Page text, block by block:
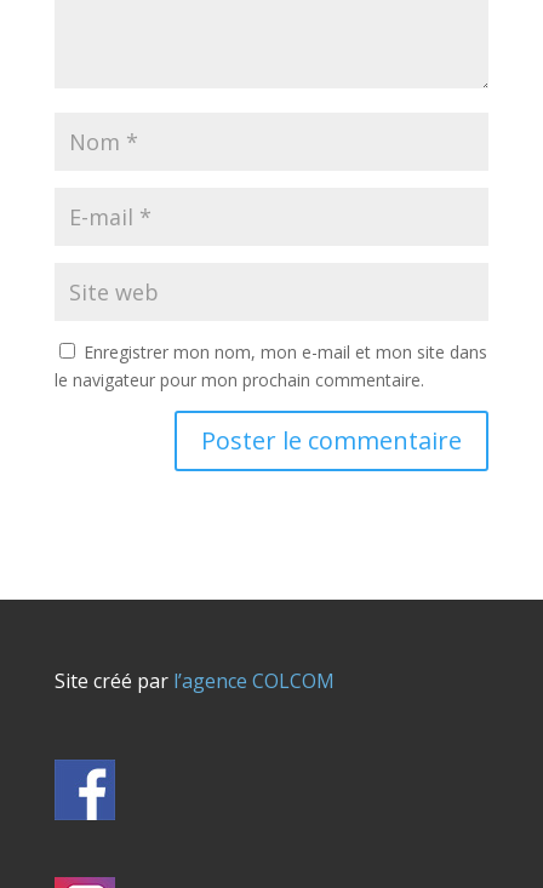
Enregistrer mon nom, mon e-mail et mon site dans
le navigateur pour mon prochain commentaire.
Site créé parl’agence COLCOM